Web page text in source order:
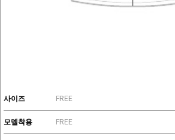
사이즈 FREE
모델착용 FREE